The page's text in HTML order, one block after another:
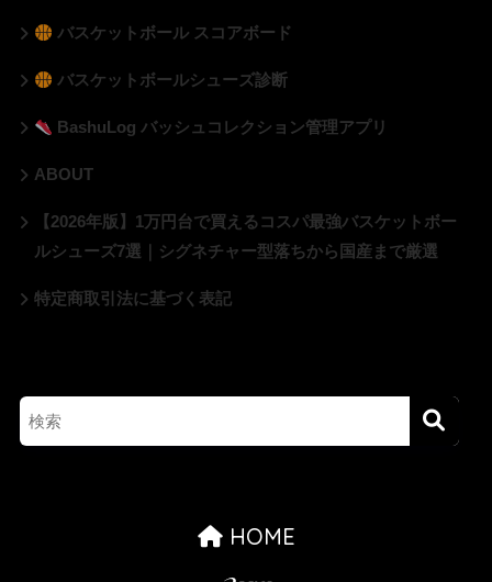
バスケットボール スコアボード
バスケットボールシューズ診断
BashuLog バッシュコレクション管理アプリ
ABOUT
【2026年版】1万円台で買えるコスパ最強バスケットボー
ルシューズ7選｜シグネチャー型落ちから国産まで厳選
特定商取引法に基づく表記
HOME